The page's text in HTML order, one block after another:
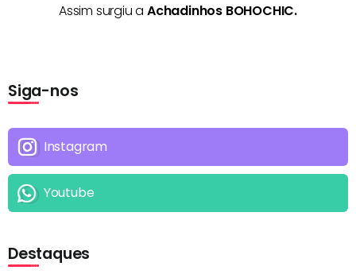
Assim surgiu a Achadinhos BOHOCHIC.
Siga-nos
Instagram
Youtube
Destaques